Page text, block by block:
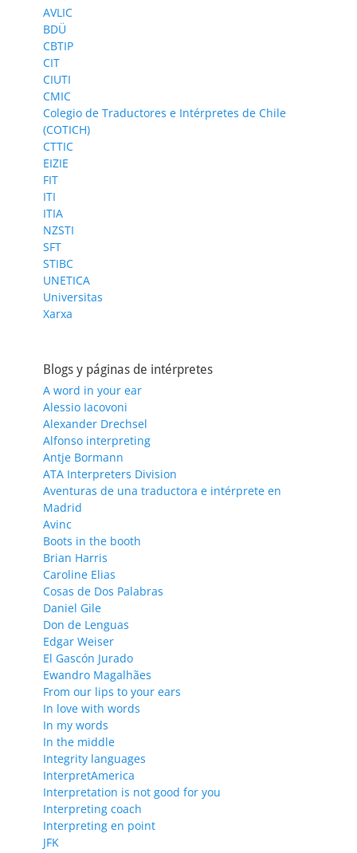
AVLIC
BDÜ
CBTIP
CIT
CIUTI
CMIC
Colegio de Traductores e Intérpretes de Chile
(COTICH)
CTTIC
EIZIE
FIT
ITI
ITIA
NZSTI
SFT
STIBC
UNETICA
Universitas
Xarxa
Blogs y páginas de intérpretes
A word in your ear
Alessio Iacovoni
Alexander Drechsel
Alfonso interpreting
Antje Bormann
ATA Interpreters Division
Aventuras de una traductora e intérprete en
Madrid
Avinc
Boots in the booth
Brian Harris
Caroline Elias
Cosas de Dos Palabras
Daniel Gile
Don de Lenguas
Edgar Weiser
El Gascón Jurado
Ewandro Magalhães
From our lips to your ears
In love with words
In my words
In the middle
Integrity languages
InterpretAmerica
Interpretation is not good for you
Interpreting coach
Interpreting en point
JFK